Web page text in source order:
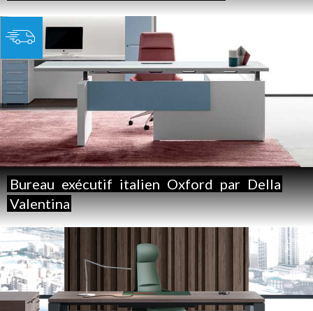
Bureau exécutif italien Oxford par Della
Valentina